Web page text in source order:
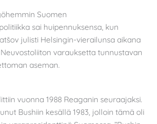
Suomen
sai huipennuksensa, kun
julisti Helsingin-vierailunsa aikana
varauksetta tunnustavan
aseman.
vuonna 1988 Reaganin seuraajaksi.
Bushiin kesällä 1983, jolloin tämä oli